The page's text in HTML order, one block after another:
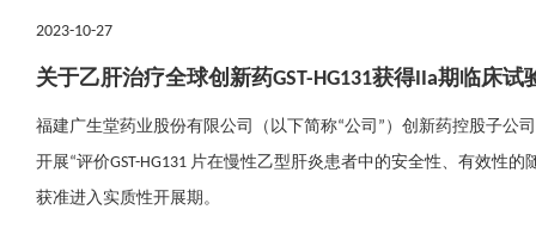
2023-10-27
关于乙肝治疗全球创新药GST-HG131获得IIa期临床
福建广生堂药业股份有限公司（以下简称“公司”）创新药控股子公
开展“评价GST-HG131 片在慢性乙型肝炎患者中的安全性、有效性
获准进入实质性开展期。